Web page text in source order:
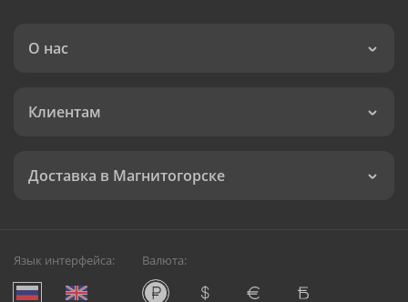
О нас
Клиентам
Доставка в Магнитогорске
Язык интерфейса: Валюта: